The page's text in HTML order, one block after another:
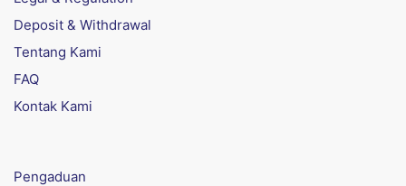
Deposit & Withdrawal
Tentang Kami
FAQ
Kontak Kami
Pengaduan